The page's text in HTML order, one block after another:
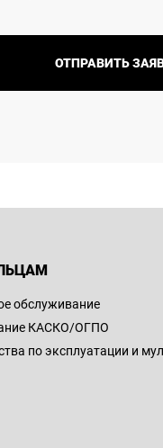
ОТПРАВИТЬ
обслуживание
КАСКО/ОГПО
по эксплуатации и